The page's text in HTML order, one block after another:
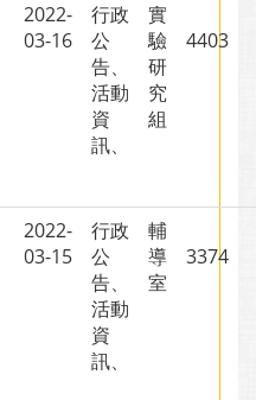
2022-
03-16
行政
公
告、
活動
資
訊、
實
驗
研
究
組
4403
2022-
03-15
行政
公
告、
活動
資
訊、
輔
導
室
3374